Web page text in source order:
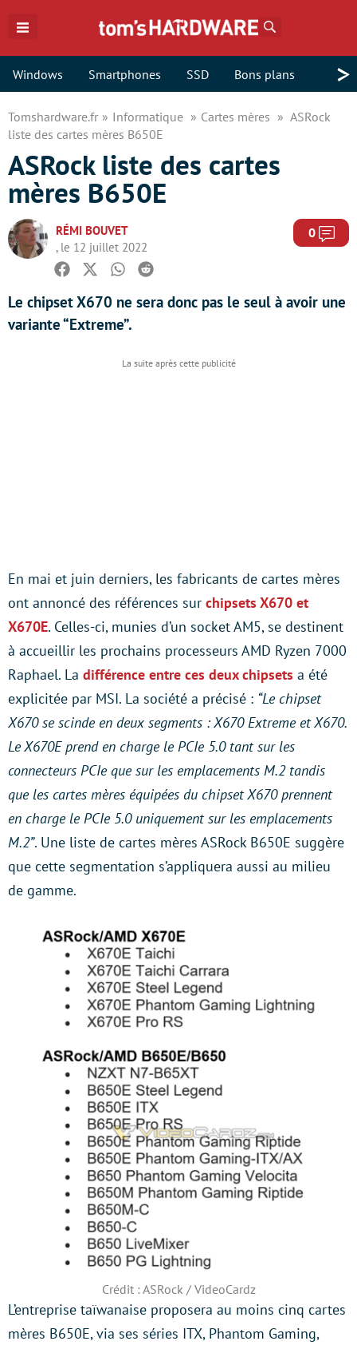
Windows Smartphones SSD Bons plans >
Tomshardware.fr Informatique Cartes mères
ASRock
liste des cartes mères B650E
ASRock liste des cartes
mères B650E
RÉMI BOUVET
, le 12 juillet 2022
0
Facebook
TwitterWhatsapp
Reddit
Le chipset X670 ne sera donc pas le seul à avoir une
variante “Extreme”.
En mai et juin derniers, les fabricants de cartes mères
ont annoncé des références sur chipsets X670 et
X670E. Celles-ci, munies d’un socket AM5, se destinent
à accueillir les prochains processeurs AMD Ryzen 7000
Raphael. La différence entre ces deux chipsets a été
explicitée par MSI. La société a précisé : “Le chipset
X670 se scinde en deux segments : X670 Extreme et X670.
Le X670E prend en charge le PCIe 5.0 tant sur les
connecteurs PCIe que sur les emplacements M.2 tandis
que les cartes mères équipées du chipset X670 prennent
en charge le PCIe 5.0 uniquement sur les emplacements
M.2”. Une liste de cartes mères ASRock B650E suggère
que cette segmentation s’appliquera aussi au milieu
de gamme.
Crédit : ASRock / VideoCardz
L’entreprise taïwanaise proposera au moins cinq cartes
mères B650E, via ses séries ITX, Phantom Gaming,